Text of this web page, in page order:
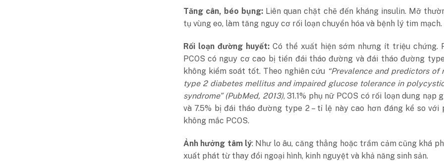
Tăng cân, béo bụng: Liên quan chặt chẽ đến kháng insulin. Mỡ
tụ vùng eo, làm tăng nguy cơ rối loạn chuyển hóa và bệnh lý tim mạch.
Rối loạn đường huyết: Có thể xuất hiện sớm nhưng ít triệu chứng.
PCOS có nguy cơ cao bị tiền đái tháo đường và đái tháo đường
không kiểm soát tốt. Theo nghiên cứu “Prevalence and predictors of
type 2 diabetes mellitus and impaired glucose tolerance in
syndrome” (PubMed, 2013), 31.1% phụ nữ PCOS có rối loạn dung nạp
và 7.5% bị đái tháo đường type 2 – tỉ lệ này cao hơn đáng kể so với
không mắc PCOS.
Ảnh hưởng tâm lý: Như lo âu, căng thẳng hoặc trầm cảm cũng khá
xuất phát từ thay đổi ngoại hình, kinh nguyệt và khả năng sinh sản.